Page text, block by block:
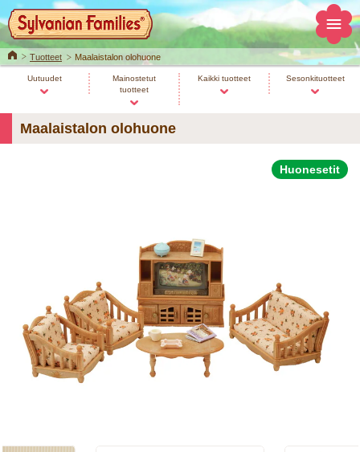
HomeTuotteet Maalaistalon olohuone
Uutuudet
Mainostetut
tuotteet
Kaikki tuotteet Sesonkituotteet
Maalaistalon olohuone
Huonesetit